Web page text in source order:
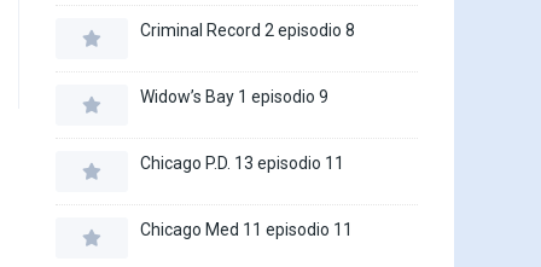
Criminal Record 2 episodio 8
Widow’s Bay 1 episodio 9
Chicago P.D. 13 episodio 11
Chicago Med 11 episodio 11